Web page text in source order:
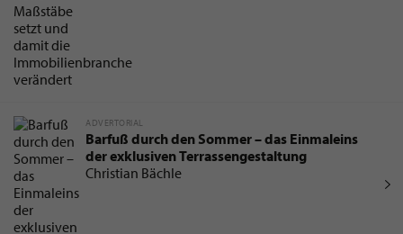
ADVERTORIAL
Barfuß durch den Sommer – das Einmaleins
der exklusiven Terrassengestaltung
Christian Bächle